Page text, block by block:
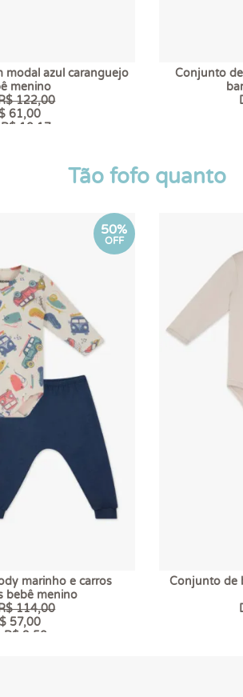
modal azul caranguejo
menino
122,00
61,00
R$ 10,17
Conjunto
Tão fofo quanto
50%
OFF
marinho e carros
bebê menino
114,00
57,00
R$ 9,50
Conjunto de